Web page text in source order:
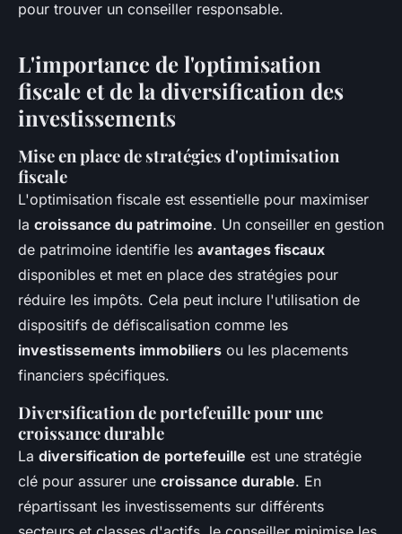
pour trouver un conseiller responsable.
L'importance de l'optimisation
fiscale et de la diversification des
investissements
Mise en place de stratégies d'optimisation
fiscale
L'optimisation fiscale est essentielle pour maximiser
la croissance du patrimoine. Un conseiller en gestion
de patrimoine identifie les avantages fiscaux
disponibles et met en place des stratégies pour
réduire les impôts. Cela peut inclure l'utilisation de
dispositifs de défiscalisation comme les
investissements immobiliers ou les placements
financiers spécifiques.
Diversification de portefeuille pour une
croissance durable
La diversification de portefeuille est une stratégie
clé pour assurer une croissance durable. En
répartissant les investissements sur différents